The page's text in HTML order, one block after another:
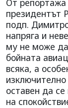
президентът
подп.
напряга и
му не може да
бойната
всяка, а
оставен да
на